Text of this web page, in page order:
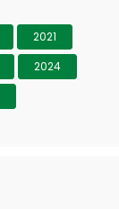
2021
2024